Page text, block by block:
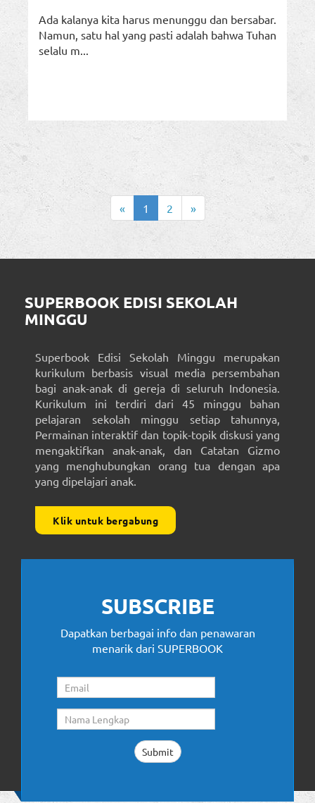
Ada kalanya kita harus menunggu dan bersabar.
Namun, satu hal yang pasti adalah bahwa Tuhan
selalu m...
« 1 2 »
SUPERBOOK EDISI SEKOLAH
MINGGU
Superbook Edisi Sekolah Minggu merupakan
kurikulum berbasis visual media persembahan
bagi anak-anak di gereja di seluruh Indonesia.
Kurikulum ini terdiri dari 45 minggu bahan
pelajaran sekolah minggu setiap tahunnya,
Permainan interaktif dan topik-topik diskusi yang
mengaktifkan anak-anak, dan Catatan Gizmo
yang menghubungkan orang tua dengan apa
yang dipelajari anak.
Klik untuk bergabung
SUBSCRIBE
Dapatkan berbagai info dan penawaran
menarik dari SUPERBOOK